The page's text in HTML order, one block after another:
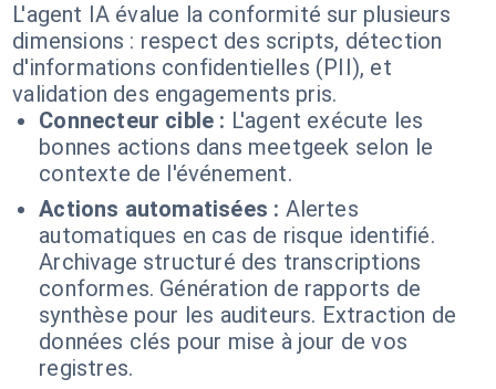
L'agent IA évalue la conformité sur plusieurs
dimensions : respect des scripts, détection
d'informations confidentielles (PII), et
validation des engagements pris.
Connecteur cible : L'agent exécute les
bonnes actions dans meetgeek selon le
contexte de l'événement.
Actions automatisées : Alertes
automatiques en cas de risque identifié.
Archivage structuré des transcriptions
conformes. Génération de rapports de
synthèse pour les auditeurs. Extraction de
données clés pour mise à jour de vos
registres.